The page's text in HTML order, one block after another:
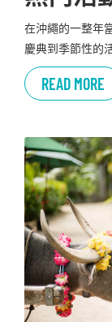
在沖繩的一整年
慶典到季節性的
READ MORE